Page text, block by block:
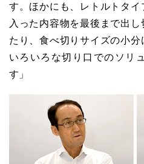
す。ほかにも、レトルトタ
入った内容物を最後まで出
たり、食べ切りサイズの小分
いろいろな切り口でのソリ
す」